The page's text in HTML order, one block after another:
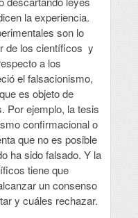
la experiencia.
son lo
de los científicos y
a los
el falsacionismo,
es objeto de
Por ejemplo, la tesis
confirmacional o
que no es posible
ha sido falsado. Y la
tiene que
un consenso
y cuáles rechazar.